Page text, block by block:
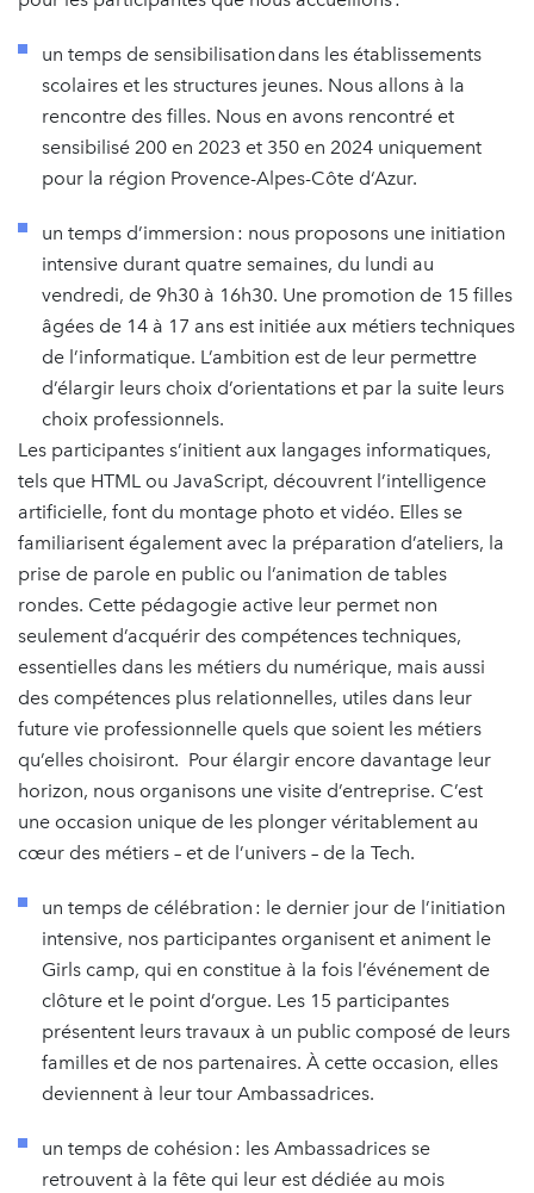
un temps de sensibilisation dans les établissements
scolaires et les structures jeunes. Nous allons à la
rencontre des filles. Nous en avons rencontré et
sensibilisé 200 en 2023 et 350 en 2024 uniquement
pour la région Provence-Alpes-Côte d‘Azur.
un temps d’immersion : nous proposons une initiation
intensive durant quatre semaines, du lundi au
vendredi, de 9h30 à 16h30. Une promotion de 15 filles
âgées de 14 à 17 ans est initiée aux métiers techniques
de l’informatique. L’ambition est de leur permettre
d’élargir leurs choix d’orientations et par la suite leurs
choix professionnels.
Les participantes s’initient aux langages informatiques,
tels que HTML ou JavaScript, découvrent l’intelligence
artificielle, font du montage photo et vidéo. Elles se
familiarisent également avec la préparation d’ateliers, la
prise de parole en public ou l’animation de tables
rondes. Cette pédagogie active leur permet non
seulement d’acquérir des compétences techniques,
essentielles dans les métiers du numérique, mais aussi
des compétences plus relationnelles, utiles dans leur
future vie professionnelle quels que soient les métiers
qu’elles choisiront. Pour élargir encore davantage leur
horizon, nous organisons une visite d’entreprise. C’est
une occasion unique de les plonger véritablement au
cœur des métiers – et de l’univers – de la Tech.
un temps de célébration : le dernier jour de l’initiation
intensive, nos participantes organisent et animent le
Girls camp, qui en constitue à la fois l’événement de
clôture et le point d’orgue. Les 15 participantes
présentent leurs travaux à un public composé de leurs
familles et de nos partenaires. À cette occasion, elles
deviennent à leur tour Ambassadrices.
un temps de cohésion : les Ambassadrices se
retrouvent à la fête qui leur est dédiée au mois